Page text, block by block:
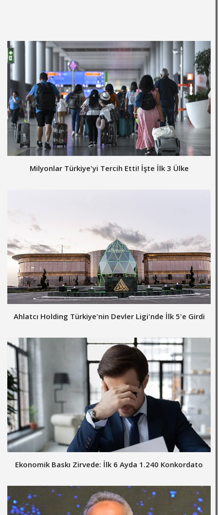
Milyonlar Türkiye'yi Tercih Etti! İşte İlk 3 Ülke
Ahlatcı Holding Türkiye'nin Devler Ligi'nde İlk 5'e Girdi
Ekonomik Baskı Zirvede: İlk 6 Ayda 1.240 Konkordato